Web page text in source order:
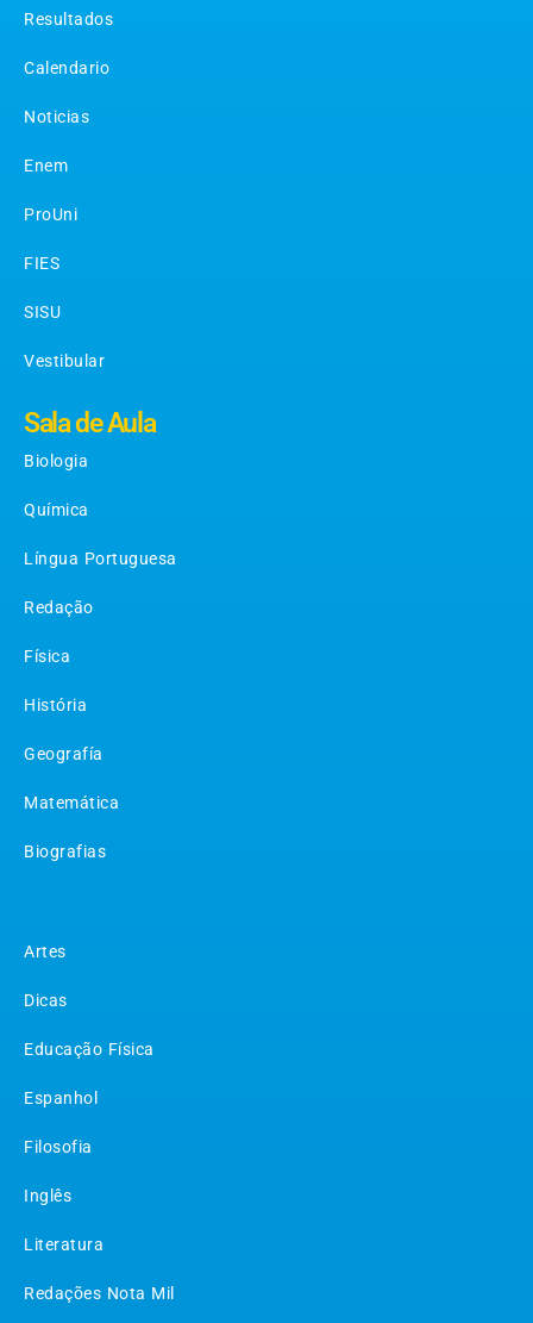
Resultados
Calendario
Noticias
Enem
ProUni
FIES
SISU
Vestibular
Sala de Aula
Biologia
Química
Língua Portuguesa
Redação
Física
História
Geografía
Matemática
Biografias
Artes
Dicas
Educação Física
Espanhol
Filosofia
Inglês
Literatura
Redações Nota Mil